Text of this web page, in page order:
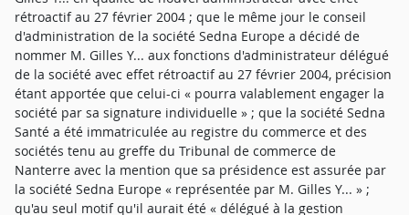
rétroactif au 27 février 2004 ; que le même jour le conseil
d'administration de la société Sedna Europe a décidé de
nommer M. Gilles Y... aux fonctions d'administrateur délégué
de la société avec effet rétroactif au 27 février 2004, précision
étant apportée que celui-ci « pourra valablement engager la
société par sa signature individuelle » ; que la société Sedna
Santé a été immatriculée au registre du commerce et des
sociétés tenu au greffe du Tribunal de commerce de
Nanterre avec la mention que sa présidence est assurée par
la société Sedna Europe « représentée par M. Gilles Y... » ;
qu'au seul motif qu'il aurait été « délégué à la gestion